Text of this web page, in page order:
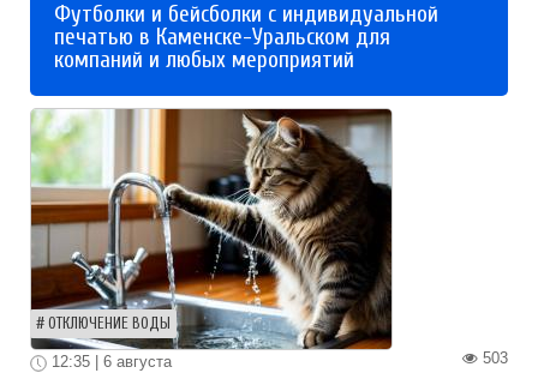
Футболки и бейсболки с индивидуальной
печатью в Каменске-Уральском для
компаний и любых мероприятий
ОТКЛЮЧЕНИЕ ВОДЫ
503
12:35 | 6 августа